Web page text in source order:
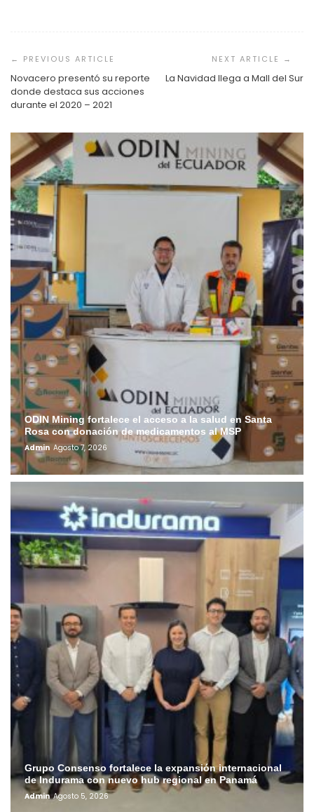
de
entradas
Novacero presentó su reporte
donde destaca sus acciones
durante el 2020 – 2021
La Navidad llega a Mall del Sur
ODIN Mining fortalece el acceso a la salud en Santa
Rosa con donación de medicamentos al MSP
Admin Agosto 7, 2026
Grupo Consenso fortalece la expansión internacional
de Indurama con nuevo hub regional en Panamá
Admin Agosto 5, 2026